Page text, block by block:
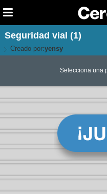
Seguridad vial (1)
Creado por:yensy
Selecciona una